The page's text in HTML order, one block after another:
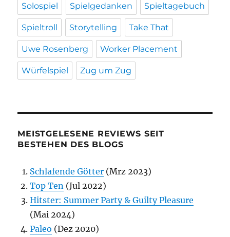
Solospiel Spielgedanken Spieltagebuch
Spieltroll Storytelling Take That
Uwe Rosenberg Worker Placement
Würfelspiel Zug um Zug
MEISTGELESENE REVIEWS SEIT
BESTEHEN DES BLOGS
Schlafende Götter (Mrz 2023)
Top Ten (Jul 2022)
Hitster: Summer Party & Guilty Pleasure
(Mai 2024)
Paleo (Dez 2020)